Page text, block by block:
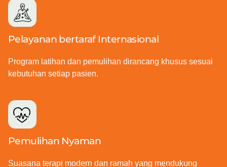
Pelayanan bertaraf Internasional
Program latihan dan pemulihan dirancang khusus sesuai
kebutuhan setiap pasien.
Pemulihan Nyaman
Suasana terapi modern dan ramah yang mendukung